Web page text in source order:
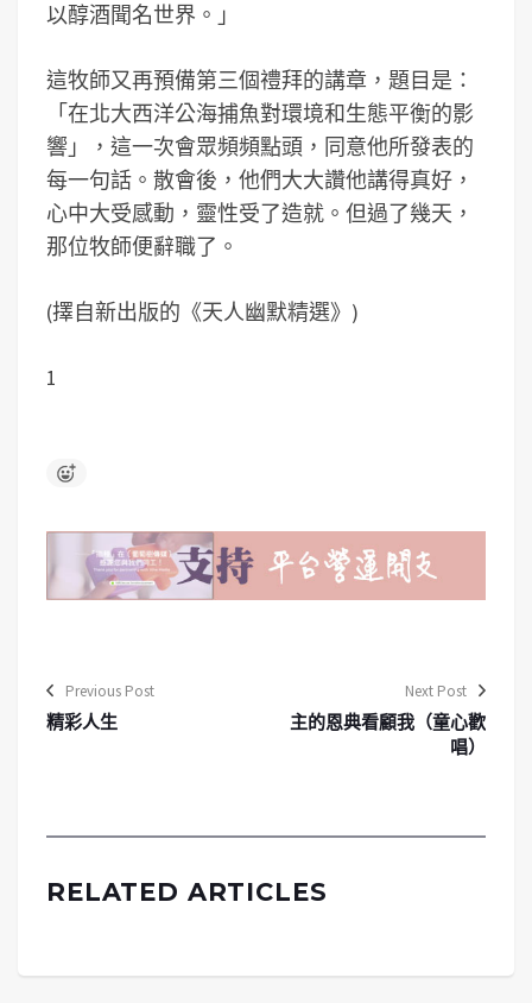
以醇酒聞名世界。」
這牧師又再預備第三個禮拜的講章，題目是：
「在北大西洋公海捕魚對環境和生態平衡的影
響」，這一次會眾頻頻點頭，同意他所發表的
每一句話。散會後，他們大大讚他講得真好，
心中大受感動，靈性受了造就。但過了幾天，
那位牧師便辭職了。
(擇自新出版的《天人幽默精選》)
1
Previous Post
精彩人生
Next Post
主的恩典看顧我（童心歡
唱）
RELATED ARTICLES